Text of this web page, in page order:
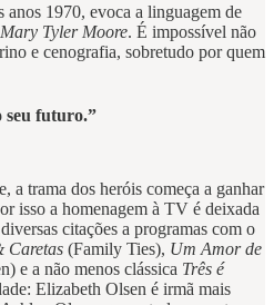
1970, evoca a linguagem de
Mary Tyler Moore. É impossível não
e cenografia, sobretudo por quem
seu futuro.”
a trama dos heróis começa a ganhar
isso a homenagem à TV é deixada
citações a programas com o
Caretas (Family Ties), Um Amor de
e a não menos clássica Três é
Elizabeth Olsen é irmã mais